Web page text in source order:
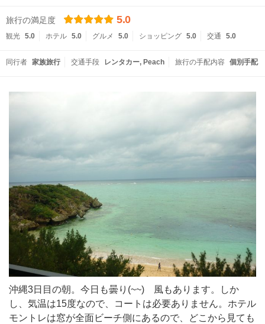
旅行の満足度 5.0
観光 5.0 ホテル 5.0 グルメ 5.0 ショッピング 5.0 交通 5.0
同行者 家族旅行 交通手段 レンタカー Peach 旅行の手配内容 個別手配
沖縄3日目の朝。今日も曇り(~~) 風もあります。しか
し、気温は15度なので、コートは必要ありません。ホテル
モントレは窓が全面ビーチ側にあるので、どこから見ても